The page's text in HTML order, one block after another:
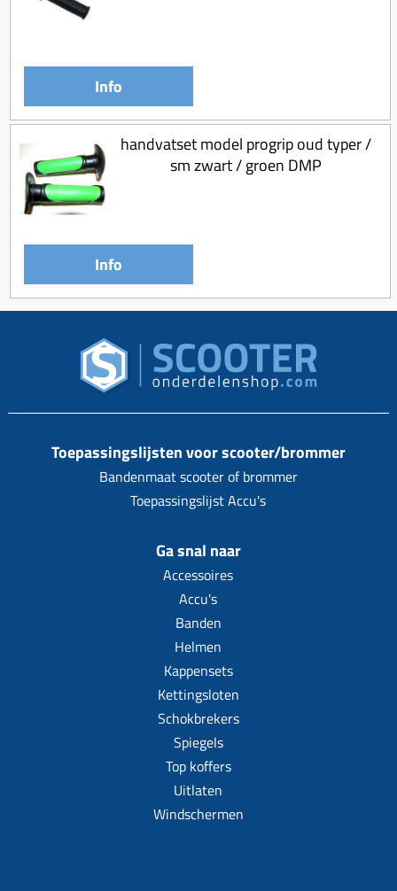
Info
handvatset model progrip oud typer /
sm zwart / groen DMP
Info
Toepassingslijsten voor scooter/brommer
Bandenmaat scooter of brommer
Toepassingslijst Accu's
Ga snal naar
Accessoires
Accu's
Banden
Helmen
Kappensets
Kettingsloten
Schokbrekers
Spiegels
Top koffers
Uitlaten
Windschermen